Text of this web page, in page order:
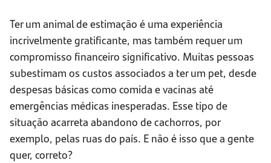
Ter um animal de estimação é uma experiência
incrivelmente gratificante, mas também requer um
compromisso financeiro significativo. Muitas pessoas
subestimam os custos associados a ter um pet, desde
despesas básicas como comida e vacinas até
emergências médicas inesperadas. Esse tipo de
situação acarreta abandono de cachorros, por
exemplo, pelas ruas do país. E não é isso que a gente
quer, correto?